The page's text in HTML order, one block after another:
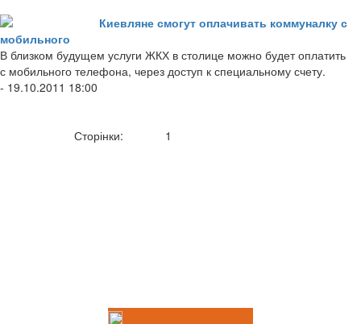
Киевляне смогут оплачивать коммуналку с
мобильного
В близком будущем услуги ЖКХ в столице можно будет оплатить
с мобильного телефона, через доступ к специальному счету.
- 19.10.2011 18:00
Сторінки: 1